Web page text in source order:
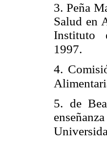
3. Peña
Salud en
Instituto
1997.
4.
5. de